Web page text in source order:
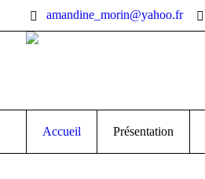
amandine_morin@yahoo.fr
Accueil Présentation